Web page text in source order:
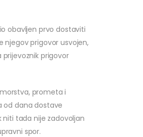
obavljen prvo dostaviti
njegov prigovor usvojen,
prigovor
prometa i
od dana dostave
tada nije zadovoljan
spor.